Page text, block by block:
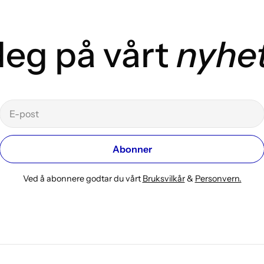
på vårt
E-
post
Abonner
Ved å abonnere godtar du vårt Bruksvilkår& Personvern.